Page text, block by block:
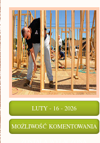
LUTY - 16 - 2026
MOŻLIWOŚĆ KOMENTOWANIA